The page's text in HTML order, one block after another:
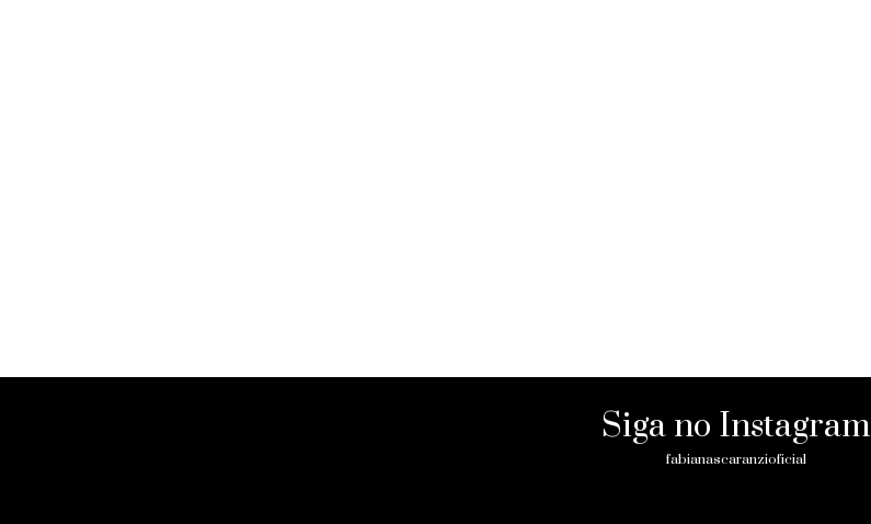
Siga no Instagram
fabianascaranzioficial